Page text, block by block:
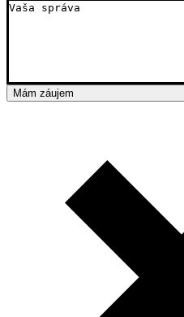
Mám záujem